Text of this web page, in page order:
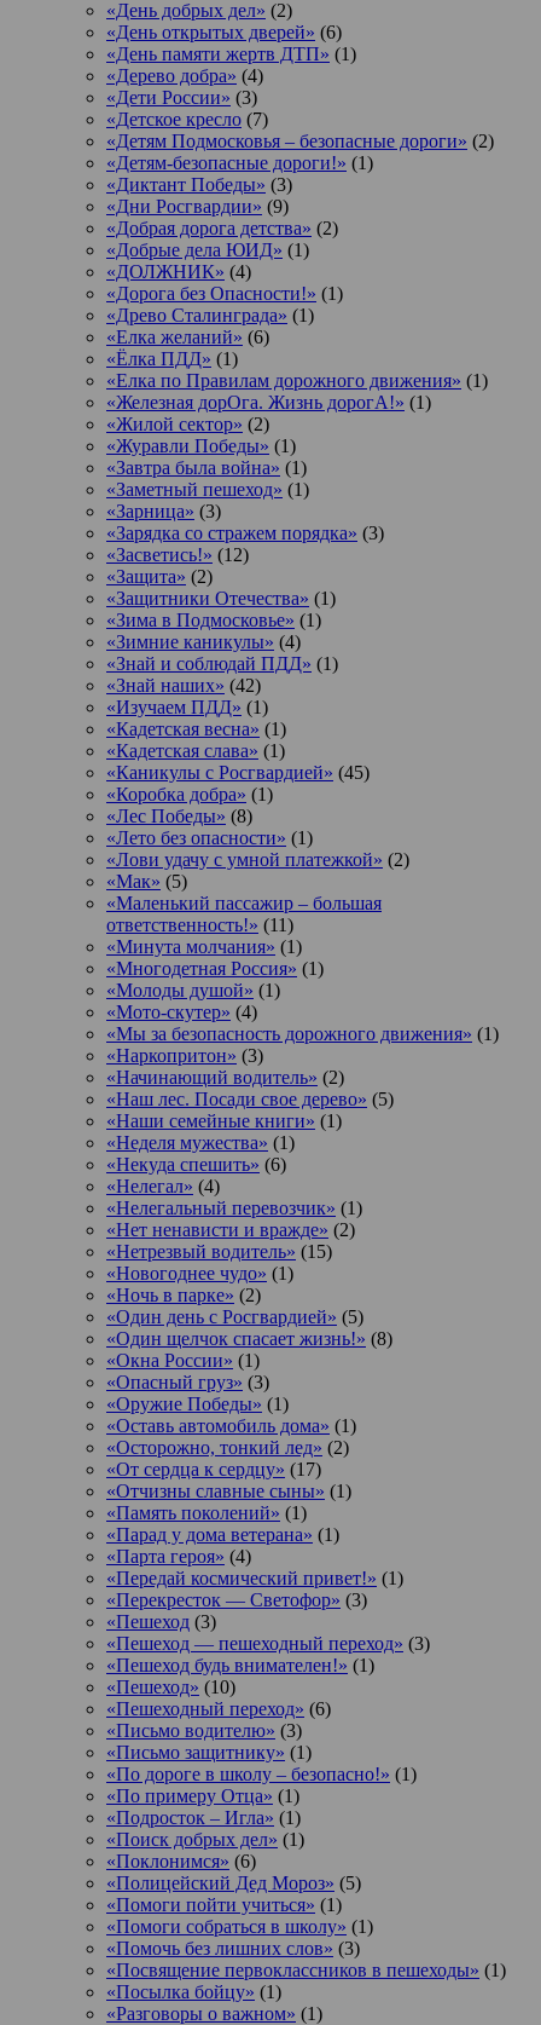
«День добрых дел» (2)
«День открытых дверей» (6)
«День памяти жертв ДТП» (1)
«Дерево добра» (4)
«Дети России» (3)
«Детское кресло (7)
«Детям Подмосковья – безопасные дороги» (2)
«Детям-безопасные дороги!» (1)
«Диктант Победы» (3)
«Дни Росгвардии» (9)
«Добрая дорога детства» (2)
«Добрые дела ЮИД» (1)
«ДОЛЖНИК» (4)
«Дорога без Опасности!» (1)
«Древо Сталинграда» (1)
«Елка желаний» (6)
«Ёлка ПДД» (1)
«Елка по Правилам дорожного движения» (1)
«Железная дорОга. Жизнь дорогА!» (1)
«Жилой сектор» (2)
«Журавли Победы» (1)
«Завтра была война» (1)
«Заметный пешеход» (1)
«Зарница» (3)
«Зарядка со стражем порядка» (3)
«Засветись!» (12)
«Защита» (2)
«Защитники Отечества» (1)
«Зима в Подмосковье» (1)
«Зимние каникулы» (4)
«Знай и соблюдай ПДД» (1)
«Знай наших» (42)
«Изучаем ПДД» (1)
«Кадетская весна» (1)
«Кадетская слава» (1)
«Каникулы с Росгвардией» (45)
«Коробка добра» (1)
«Лес Победы» (8)
«Лето без опасности» (1)
«Лови удачу с умной платежкой» (2)
«Мак» (5)
«Маленький пассажир – большая
ответственность!» (11)
«Минута молчания» (1)
«Многодетная Россия» (1)
«Молоды душой» (1)
«Мото-скутер» (4)
«Мы за безопасность дорожного движения» (1)
«Наркопритон» (3)
«Начинающий водитель» (2)
«Наш лес. Посади свое дерево» (5)
«Наши семейные книги» (1)
«Неделя мужества» (1)
«Некуда спешить» (6)
«Нелегал» (4)
«Нелегальный перевозчик» (1)
«Нет ненависти и вражде» (2)
«Нетрезвый водитель» (15)
«Новогоднее чудо» (1)
«Ночь в парке» (2)
«Один день с Росгвардией» (5)
«Один щелчок спасает жизнь!» (8)
«Окна России» (1)
«Опасный груз» (3)
«Оружие Победы» (1)
«Оставь автомобиль дома» (1)
«Осторожно, тонкий лед» (2)
«От сердца к сердцу» (17)
«Отчизны славные сыны» (1)
«Память поколений» (1)
«Парад у дома ветерана» (1)
«Парта героя» (4)
«Передай космический привет!» (1)
«Перекресток — Светофор» (3)
«Пешеход (3)
«Пешеход — пешеходный переход» (3)
«Пешеход будь внимателен!» (1)
«Пешеход» (10)
«Пешеходный переход» (6)
«Письмо водителю» (3)
«Письмо защитнику» (1)
«По дороге в школу – безопасно!» (1)
«По примеру Отца» (1)
«Подросток ‒ Игла» (1)
«Поиск добрых дел» (1)
«Поклонимся» (6)
«Полицейский Дед Мороз» (5)
«Помоги пойти учиться» (1)
«Помоги собраться в школу» (1)
«Помочь без лишних слов» (3)
«Посвящение первоклассников в пешеходы» (1)
«Посылка бойцу» (1)
«Разговоры о важном» (1)